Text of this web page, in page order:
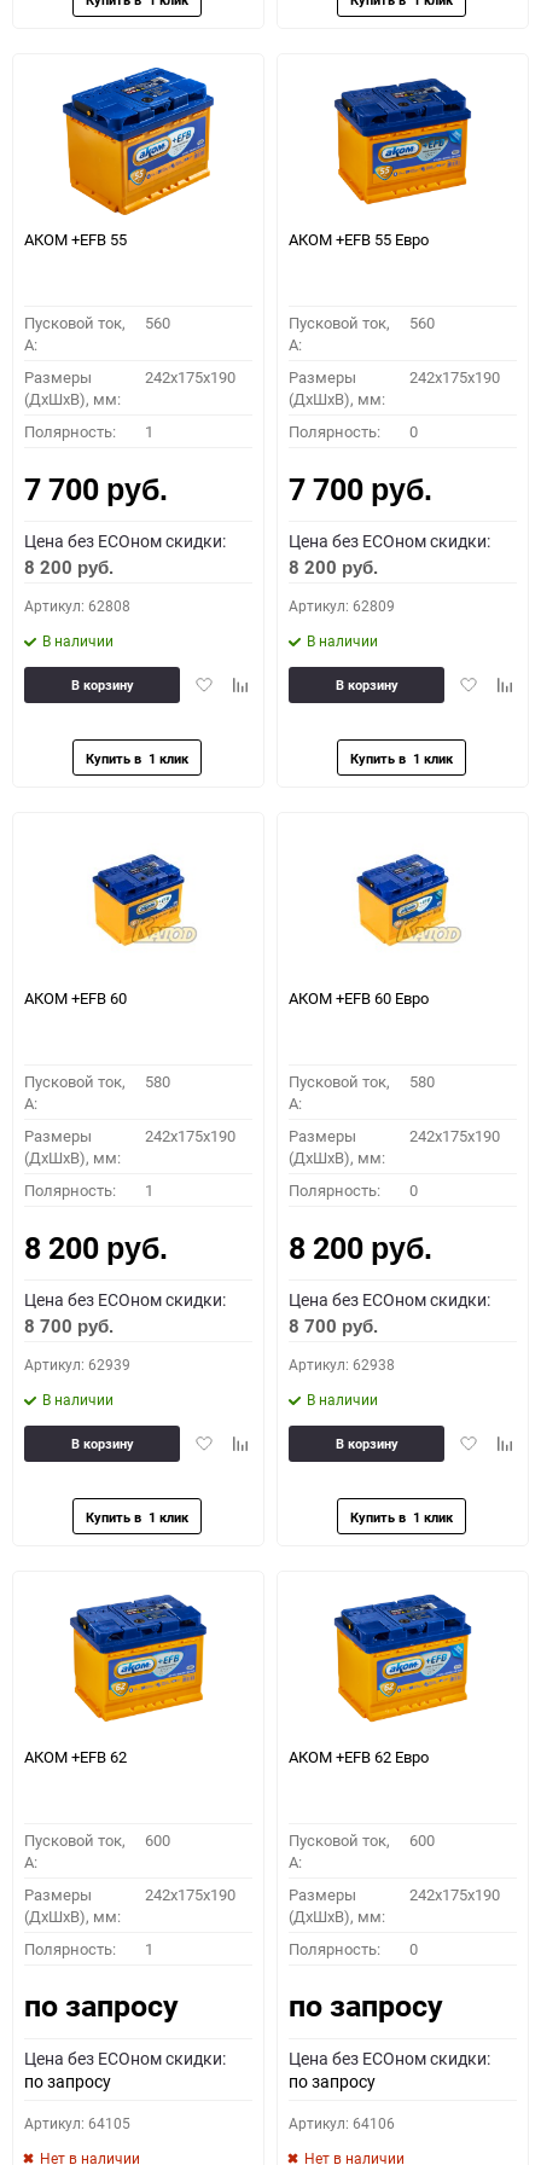
АКОМ +EFB 55
Пусковой ток,
A:
560
Размеры
(ДхШхВ), мм:
242x175x190
Полярность: 1
7 700 руб.
Цена без ECOном скидки:
8 200 руб.
Артикул: 62808
В наличии
ДобавитьДобавить
В корзину
АКОМ +EFB 55 Евро
Пусковой ток,
A:
560
Размеры
(ДхШхВ), мм:
242x175x190
Полярность: 0
7 700 руб.
Цена без ECOном скидки:
8 200 руб.
Артикул: 62809
В наличии
Добавить
В корзину
АКОМ +EFB 60
Пусковой ток,
A:
580
Размеры
(ДхШхВ), мм:
242x175x190
Полярность: 1
8 200 руб.
Цена без ECOном скидки:
8 700 руб.
Артикул: 62939
В наличии
ДобавитьДобавить
В корзину
АКОМ +EFB 60 Евро
Пусковой ток,
A:
580
Размеры
(ДхШхВ), мм:
242x175x190
Полярность: 0
8 200 руб.
Цена без ECOном скидки:
8 700 руб.
Артикул: 62938
В наличии
Добавить
В корзину
АКОМ +EFB 62
Пусковой ток,
A:
600
Размеры
(ДхШхВ), мм:
242x175x190
Полярность: 1
по запросу
Цена без ECOном скидки:
по запросу
Артикул: 64105
Нет в наличии
АКОМ +EFB 62 Евро
Пусковой ток,
A:
600
Размеры
(ДхШхВ), мм:
242x175x190
Полярность: 0
по запросу
Цена без ECOном скидки:
по запросу
Артикул: 64106
Нет в наличии